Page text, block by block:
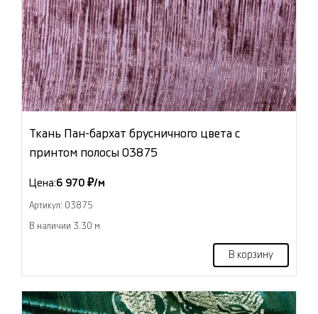
Ткань Пан-бархат брусничного цвета с
принтом полосы 03875
Цена:6 970 ₽/м
Артикул: 03875
В наличии 3.30 м
В корзину